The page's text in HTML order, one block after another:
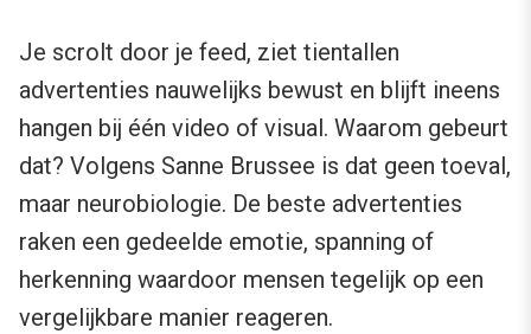
Je scrolt door je feed, ziet tientallen
advertenties nauwelijks bewust en blijft ineens
hangen bij één video of visual. Waarom gebeurt
dat? Volgens Sanne Brussee is dat geen toeval,
maar neurobiologie. De beste advertenties
raken een gedeelde emotie, spanning of
herkenning waardoor mensen tegelijk op een
vergelijkbare manier reageren.